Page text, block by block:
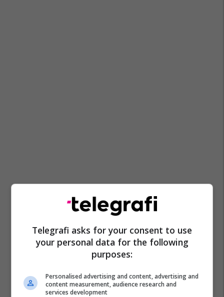
Telegrafi asks for your consent to use
your personal data for the following
purposes:
Personalised advertising and content, advertising and
content measurement, audience research and
services development